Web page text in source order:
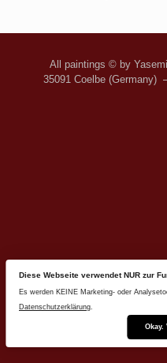
All paintings © by
35091 Coelbe (Germany)
Diese Webseite verwendet NUR zur
Es werden KEINE Marketing- oder
Datenschutzerklärung
Okay.